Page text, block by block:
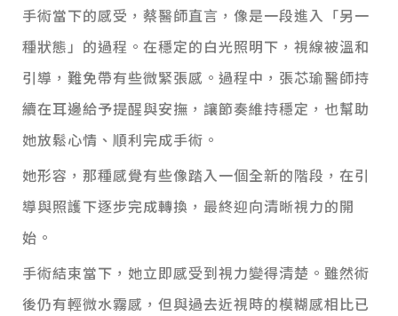
手術當下的感受，蔡醫師直言，像是一段進入「另一
種狀態」的過程。在穩定的白光照明下，視線被溫和
引導，難免帶有些微緊張感。過程中，張芯瑜醫師持
續在耳邊給予提醒與安撫，讓節奏維持穩定，也幫助
她放鬆心情、順利完成手術。
她形容，那種感覺有些像踏入一個全新的階段，在引
導與照護下逐步完成轉換，最終迎向清晰視力的開
始。
手術結束當下，她立即感受到視力變得清楚。雖然術
後仍有輕微水霧感，但與過去近視時的模糊感相比已